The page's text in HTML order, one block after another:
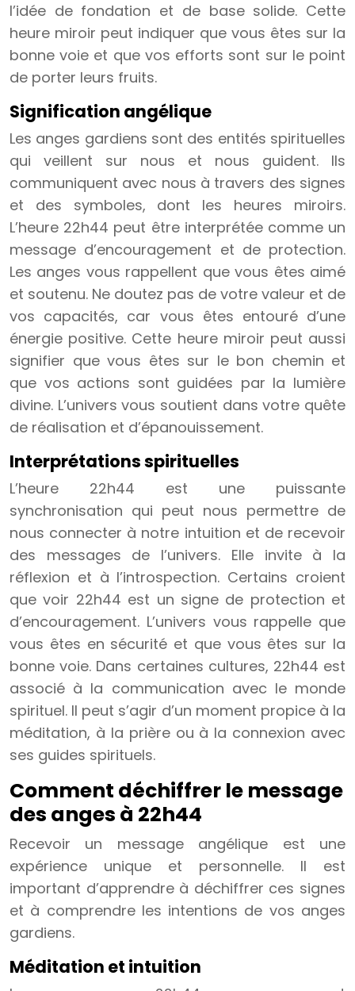
l’idée de fondation et de base solide. Cette
heure miroir peut indiquer que vous êtes sur la
bonne voie et que vos efforts sont sur le point
de porter leurs fruits.
Signification angélique
Les anges gardiens sont des entités spirituelles
qui veillent sur nous et nous guident. Ils
communiquent avec nous à travers des signes
et des symboles, dont les heures miroirs.
L’heure 22h44 peut être interprétée comme un
message d’encouragement et de protection.
Les anges vous rappellent que vous êtes aimé
et soutenu. Ne doutez pas de votre valeur et de
vos capacités, car vous êtes entouré d’une
énergie positive. Cette heure miroir peut aussi
signifier que vous êtes sur le bon chemin et
que vos actions sont guidées par la lumière
divine. L’univers vous soutient dans votre quête
de réalisation et d’épanouissement.
Interprétations spirituelles
L’heure 22h44 est une puissante
synchronisation qui peut nous permettre de
nous connecter à notre intuition et de recevoir
des messages de l’univers. Elle invite à la
réflexion et à l’introspection. Certains croient
que voir 22h44 est un signe de protection et
d’encouragement. L’univers vous rappelle que
vous êtes en sécurité et que vous êtes sur la
bonne voie. Dans certaines cultures, 22h44 est
associé à la communication avec le monde
spirituel. Il peut s’agir d’un moment propice à la
méditation, à la prière ou à la connexion avec
ses guides spirituels.
Comment déchiffrer le message
des anges à 22h44
Recevoir un message angélique est une
expérience unique et personnelle. Il est
important d’apprendre à déchiffrer ces signes
et à comprendre les intentions de vos anges
gardiens.
Méditation et intuition